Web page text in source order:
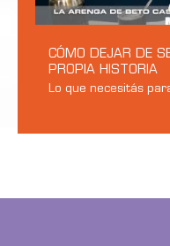
CÓMO DEJAR DE
PROPIA HISTORIA
Lo que necesitás